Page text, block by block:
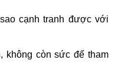
cạnh tranh được với
không còn sức để tham